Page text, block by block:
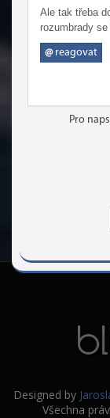
Ale tak třeba
rozumbrady
@reagovat
Pro
Designed by
Všechna